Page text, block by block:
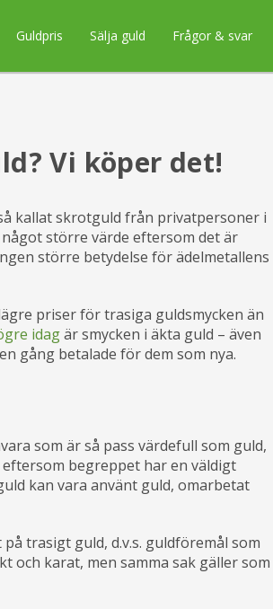
Guldpris Sälja guld Frågor & svar
Vi köper det!
kallat skrotguld från privatpersoner i
större värde eftersom det är
större betydelse för ädelmetallens
priser för trasiga guldsmycken än
idagär smycken i äkta guld – även
gång betalade för dem som nya.
som är så pass värdefull som guld,
begreppet har en väldigt
kan vara använt guld, omarbetat
trasigt guld, d.v.s. guldföremål som
och karat, men samma sak gäller som